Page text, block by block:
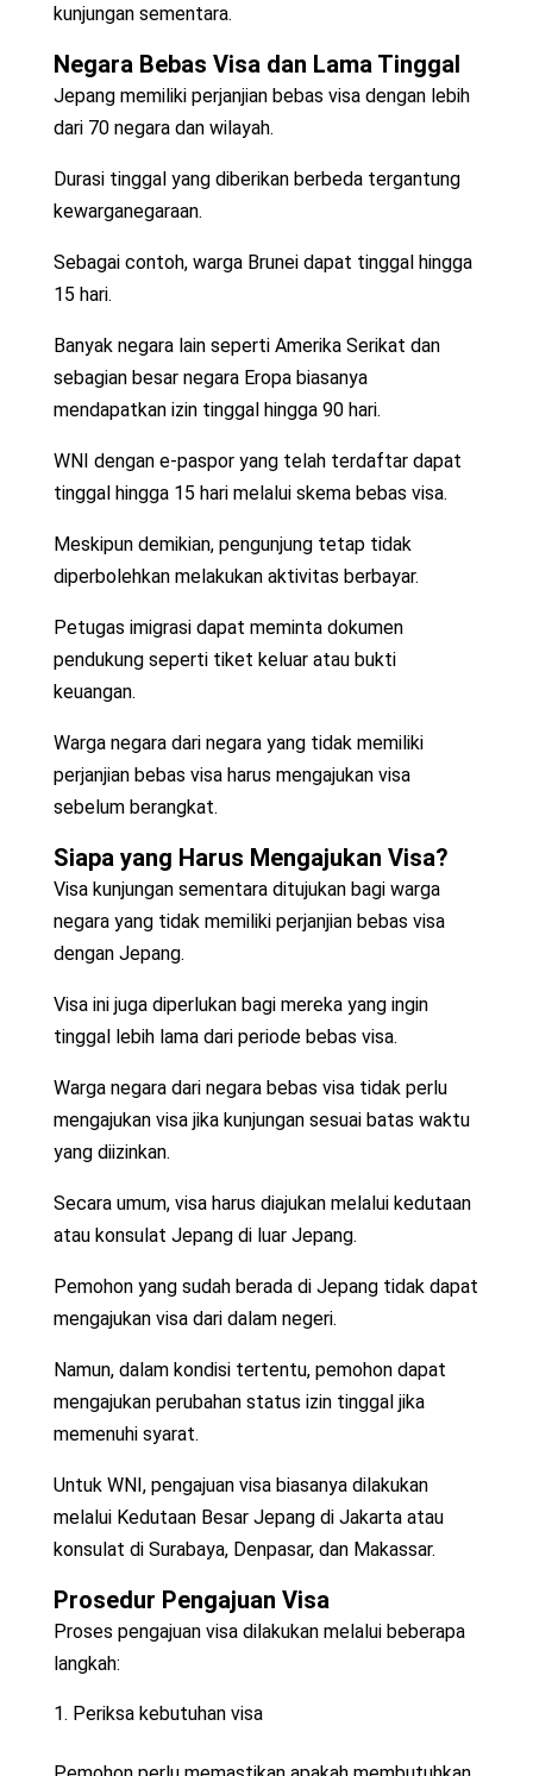
kunjungan sementara.
Negara Bebas Visa dan Lama Tinggal
Jepang memiliki perjanjian bebas visa dengan lebih
dari 70 negara dan wilayah.
Durasi tinggal yang diberikan berbeda tergantung
kewarganegaraan.
Sebagai contoh, warga Brunei dapat tinggal hingga
15 hari.
Banyak negara lain seperti Amerika Serikat dan
sebagian besar negara Eropa biasanya
mendapatkan izin tinggal hingga 90 hari.
WNI dengan e-paspor yang telah terdaftar dapat
tinggal hingga 15 hari melalui skema bebas visa.
Meskipun demikian, pengunjung tetap tidak
diperbolehkan melakukan aktivitas berbayar.
Petugas imigrasi dapat meminta dokumen
pendukung seperti tiket keluar atau bukti
keuangan.
Warga negara dari negara yang tidak memiliki
perjanjian bebas visa harus mengajukan visa
sebelum berangkat.
Siapa yang Harus Mengajukan Visa?
Visa kunjungan sementara ditujukan bagi warga
negara yang tidak memiliki perjanjian bebas visa
dengan Jepang.
Visa ini juga diperlukan bagi mereka yang ingin
tinggal lebih lama dari periode bebas visa.
Warga negara dari negara bebas visa tidak perlu
mengajukan visa jika kunjungan sesuai batas waktu
yang diizinkan.
Secara umum, visa harus diajukan melalui kedutaan
atau konsulat Jepang di luar Jepang.
Pemohon yang sudah berada di Jepang tidak dapat
mengajukan visa dari dalam negeri.
Namun, dalam kondisi tertentu, pemohon dapat
mengajukan perubahan status izin tinggal jika
memenuhi syarat.
Untuk WNI, pengajuan visa biasanya dilakukan
melalui Kedutaan Besar Jepang di Jakarta atau
konsulat di Surabaya, Denpasar, dan Makassar.
Prosedur Pengajuan Visa
Proses pengajuan visa dilakukan melalui beberapa
langkah:
Periksa kebutuhan visa